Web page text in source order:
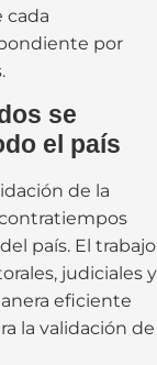
cada
por
se
el país
de la
país. El trabajo
judiciales y
eficiente
la validación de